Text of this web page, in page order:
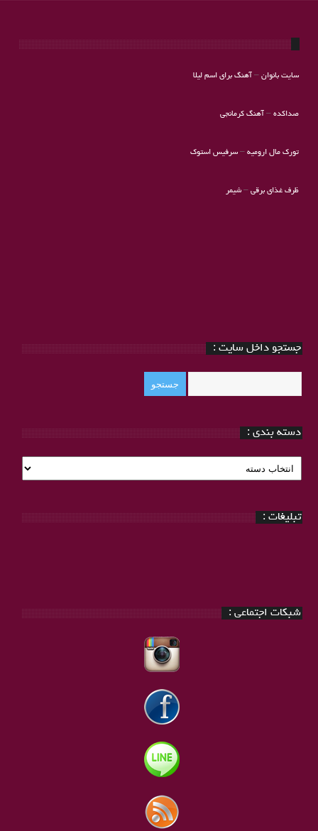
سایت بانوان– آهنگ برای اسم لیلا
صداکده– آهنگ کرمانجی
تورک مال ارومیه–سرفیس استوک
ظرف غذای برقی– شیمر
جستجو داخل سایت :
دسته بندی :
دسته
بندی
تبلیغات :
شبکات اجتماعی :